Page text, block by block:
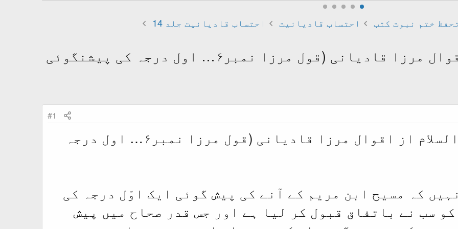
تحفظ ختم نبوت کتب احتساب قادیانیت
احتساب قادیانیت جلد 14
حیات عیسی علیہ السلام از اقوال مرزا قادیانی (قول مرزا نمبر۶… اول درجہ کی پیشنگوئی
#1
حیات عیسی علیہ السلام از اقوال مرزا قادیانی (قول مرزا نمبر۶… اول درجہ
کہ مسیح ابن مریم کے آنے کی پیش گوئی ایک اوّل درجہ کی
سب نے باتفاق قبول کر لیا ہے اور جس قدر صحاح میں پیش